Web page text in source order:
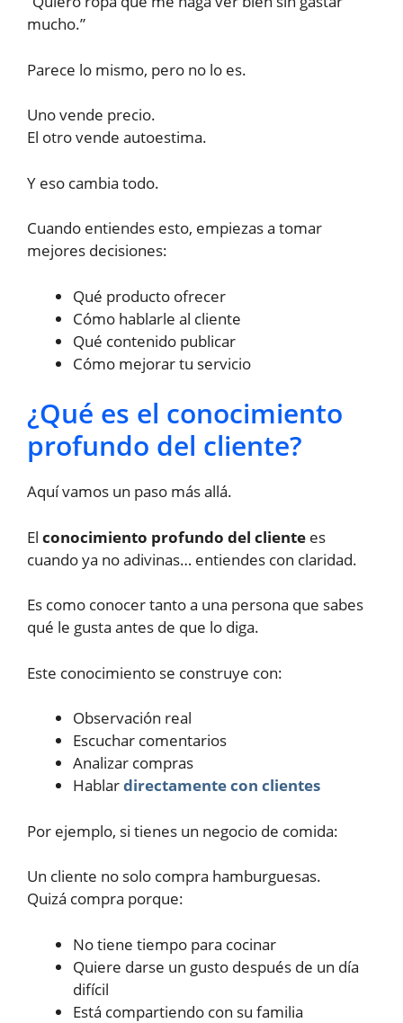
mucho.”
Parece lo mismo, pero no lo es.
Uno vende precio.
El otro vende autoestima.
Y eso cambia todo.
Cuando entiendes esto, empiezas a tomar
mejores decisiones:
Qué producto ofrecer
Cómo hablarle al cliente
Qué contenido publicar
Cómo mejorar tu servicio
¿Qué es el conocimiento
profundo del cliente?
Aquí vamos un paso más allá.
El conocimiento profundo del cliente es
cuando ya no adivinas… entiendes con claridad.
Es como conocer tanto a una persona que sabes
qué le gusta antes de que lo diga.
Este conocimiento se construye con:
Observación real
Escuchar comentarios
Analizar compras
Hablardirectamente con clientes
Por ejemplo, si tienes un negocio de comida:
Un cliente no solo compra hamburguesas.
Quizá compra porque:
No tiene tiempo para cocinar
Quiere darse un gusto después de un día
difícil
Está compartiendo con su familia